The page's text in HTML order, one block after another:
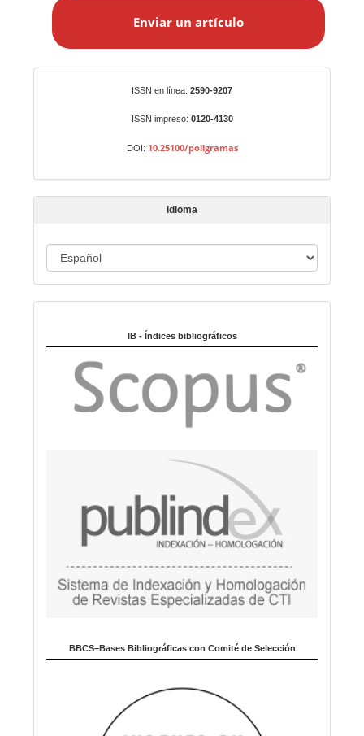
a
t
í
o
Enviar un artículo
ISSN en línea: 2590-9207
ISSN impreso: 0120-4130
DOI: 10.25100/poligramas
Idioma
d
m
IB - Índices bibliográficos
BBCS–Bases Bibliográficas con Comité de Selección